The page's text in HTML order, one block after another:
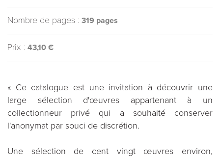
Nombre de pages : 319 pages
Prix : 43,10 €
« Ce catalogue est une invitation à découvrir une
large sélection d'œuvres appartenant à un
collectionneur privé qui a souhaité conserver
l'anonymat par souci de discrétion.
Une sélection de cent vingt œuvres environ,